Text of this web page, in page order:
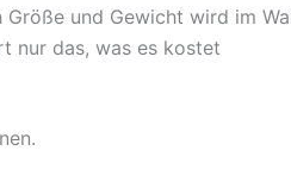
Größe und Gewicht wird im
nur das, was es kostet